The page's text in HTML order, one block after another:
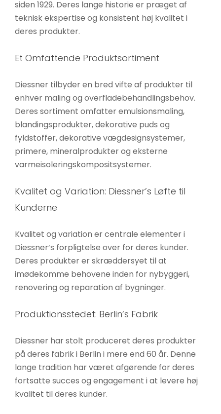
siden 1929. Deres lange historie er præget af
teknisk ekspertise og konsistent høj kvalitet i
deres produkter.
Et Omfattende Produktsortiment
Diessner tilbyder en bred vifte af produkter til
enhver maling og overfladebehandlingsbehov.
Deres sortiment omfatter emulsionsmaling,
blandingsprodukter, dekorative puds og
fyldstoffer, dekorative vægdesignsystemer,
primere, mineralprodukter og eksterne
varmeisoleringskompositsystemer.
Kvalitet og Variation: Diessner’s Løfte til
Kunderne
Kvalitet og variation er centrale elementer i
Diessner’s forpligtelse over for deres kunder.
Deres produkter er skræddersyet til at
imødekomme behovene inden for nybyggeri,
renovering og reparation af bygninger.
Produktionsstedet: Berlin’s Fabrik
Diessner har stolt produceret deres produkter
på deres fabrik i Berlin i mere end 60 år. Denne
lange tradition har været afgørende for deres
fortsatte succes og engagement i at levere høj
kvalitet til deres kunder.